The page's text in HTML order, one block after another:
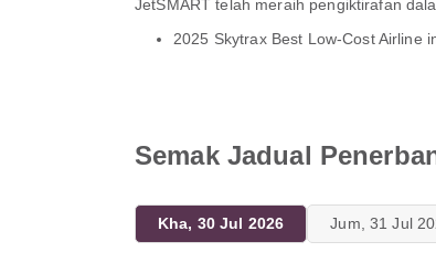
JetSMART telah meraih pengiktirafan
2025 Skytrax Best Low-Cost Airline
Semak Jadual
Kha, 30 Jul 2026 Jum, 31 Jul